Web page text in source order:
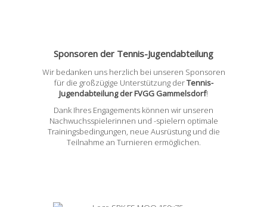
Sponsoren der Tennis-Jugendabteilung
Wir bedanken uns herzlich bei unseren Sponsoren
für die großzügige Unterstützung derTennis-
Jugendabteilung der FVGG Gammelsdorf!
Dank Ihres Engagements können wir unseren
Nachwuchsspielerinnen und -spielern optimale
Trainingsbedingungen, neue Ausrüstung und die
Teilnahme an Turnieren ermöglichen.